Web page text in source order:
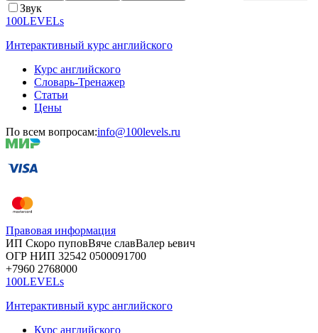
Звук
100LEVELs
Интерактивный курс английского
Курс английского
Словарь-Тренажер
Статьи
Цены
По всем вопросам:info@100levels.ru
Правовая информация
ИП Скоро пуповВяче славВалер ьевич
ОГР НИП 32542 0500091700
+7960 2768000
100LEVELs
Интерактивный курс английского
Курс английского